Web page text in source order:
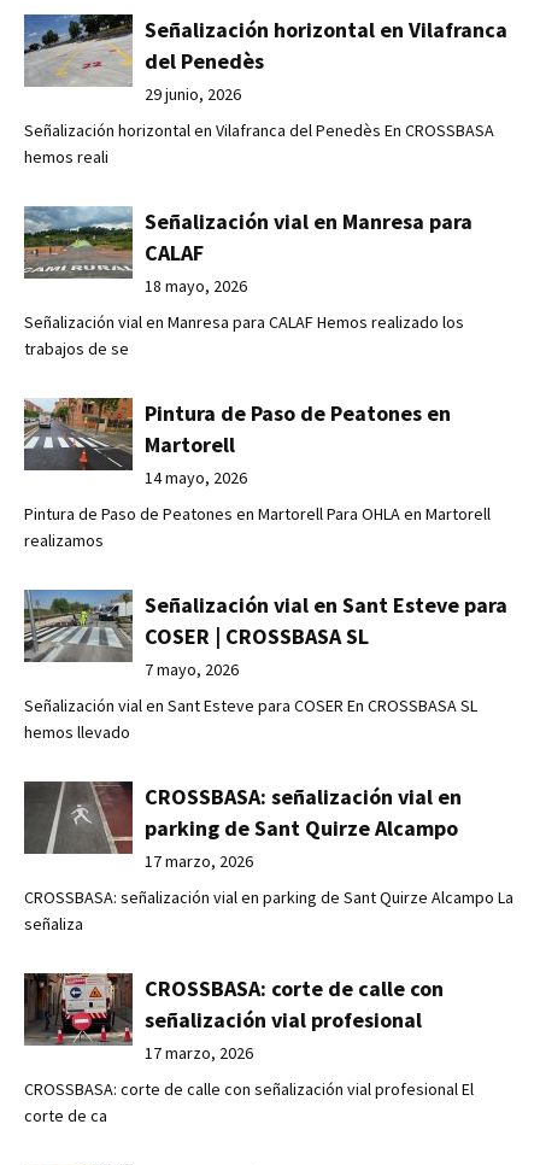
Señalización horizontal en Vilafranca
del Penedès
29 junio, 2026
Señalización horizontal en Vilafranca del Penedès En CROSSBASA
hemos reali
Señalización vial en Manresa para
CALAF
18 mayo, 2026
Señalización vial en Manresa para CALAF Hemos realizado los
trabajos de se
Pintura de Paso de Peatones en
Martorell
14 mayo, 2026
Pintura de Paso de Peatones en Martorell Para OHLA en Martorell
realizamos
Señalización vial en Sant Esteve para
COSER | CROSSBASA SL
7 mayo, 2026
Señalización vial en Sant Esteve para COSER En CROSSBASA SL
hemos llevado
CROSSBASA: señalización vial en
parking de Sant Quirze Alcampo
17 marzo, 2026
CROSSBASA: señalización vial en parking de Sant Quirze Alcampo La
señaliza
CROSSBASA: corte de calle con
señalización vial profesional
17 marzo, 2026
CROSSBASA: corte de calle con señalización vial profesional El
corte de ca